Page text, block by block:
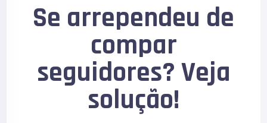
Se arrependeu de
compar
seguidores? Veja
solução!